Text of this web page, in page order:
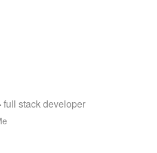
full stack developer